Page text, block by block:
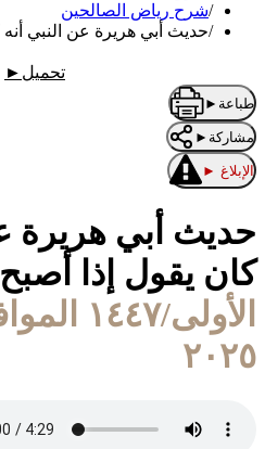
/شرح رياض الصالحين
/حديث أبي هريرة عن النبي
تحميل ►
طباعة ►
مشاركة ►
الإبلاغ ►
حديث أبي هريرة
كان يقول إذا
٢٠٢٥